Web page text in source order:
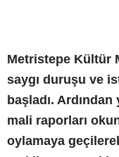
Metristepe Kültür
saygı duruşu ve
başladı.
mali raporları
oylamaya